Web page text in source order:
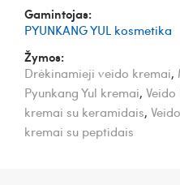
Gamintojas:
PYUNKANG YUL kosmetika
Žymos:
Drėkinamieji veido kremai,
Pyunkang Yul kremai,
kremai su keramidais,
kremai su peptidais